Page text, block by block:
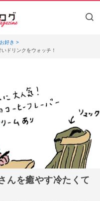
好き
ドリンクをウォッチ！
んを癒やす冷たくて